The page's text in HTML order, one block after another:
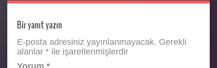
Bir yanıt yazın
E-posta adresiniz yayınlanmayacak. Gerekli
alanlar * ile işaretlenmişlerdir
Yorum *